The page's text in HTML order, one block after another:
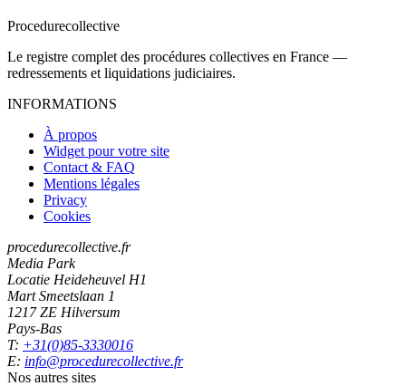
Procedurecollective
Le registre complet des procédures collectives en France —
redressements et liquidations judiciaires.
INFORMATIONS
À propos
Widget pour votre site
Contact & FAQ
Mentions légales
Privacy
Cookies
procedurecollective.fr
Media Park
Locatie Heideheuvel H1
Mart Smeetslaan 1
1217 ZE Hilversum
Pays-Bas
T: +31(0)85-3330016
E: info@procedurecollective.fr
Nos autres sites